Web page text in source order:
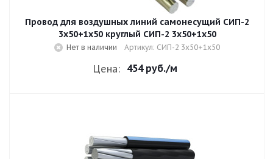
Провод для воздушных линий самонесущий СИП-2
3х50+1х50 круглый СИП-2 3х50+1х50
Нет в наличии Артикул: СИП-2 3х50+1х50
Цена: 454 руб./м